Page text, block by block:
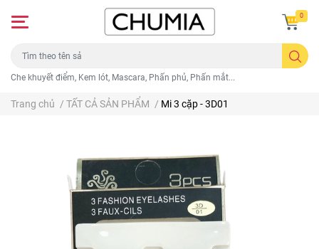
Che khuyết điểm, Kem lót, Mascara, Phấn phủ, Phấn mắt...
0
Trang chủ / TẤT CẢ SẢN PHẨM / Mi 3 cặp - 3D01